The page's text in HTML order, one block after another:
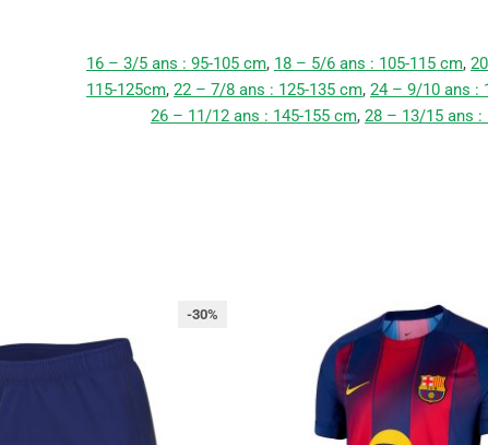
16 – 3/5 ans : 95-105 cm, 18 – 5/6 ans : 105-115 cm,
115-125cm, 22 – 7/8 ans : 125-135 cm, 24 – 9/10 ans :
26 – 11/12 ans : 145-155 cm, 28 – 13/15 ans :
-30%